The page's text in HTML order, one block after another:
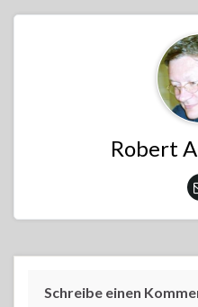
Robert
Schreibe einen